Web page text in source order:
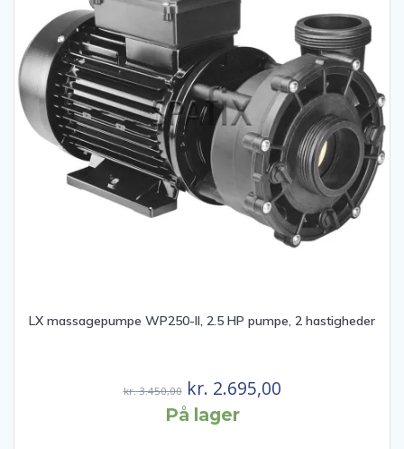
LX massagepumpe WP250-II, 2.5 HP pumpe, 2 hastigheder
kr.3.450,00 Den
oprindelige
kr. 2.695,00Den
På lager